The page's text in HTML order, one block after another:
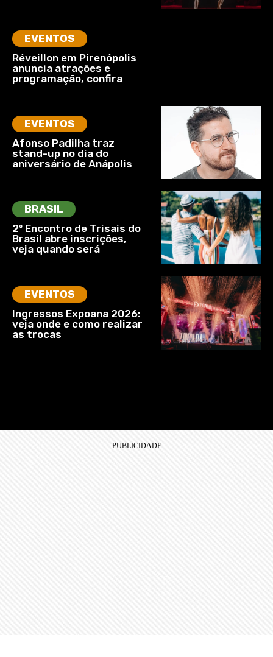
EVENTOS
Réveillon em Pirenópolis
anuncia atrações e
programação, confira
EVENTOS
Afonso Padilha traz
stand-up no dia do
aniversário de Anápolis
BRASIL
2º Encontro de Trisais do
Brasil abre inscrições,
veja quando será
EVENTOS
Ingressos Expoana 2026:
veja onde e como realizar
as trocas